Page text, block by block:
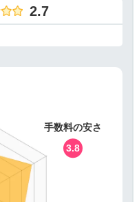
2.7
手数料の安さ
3.8